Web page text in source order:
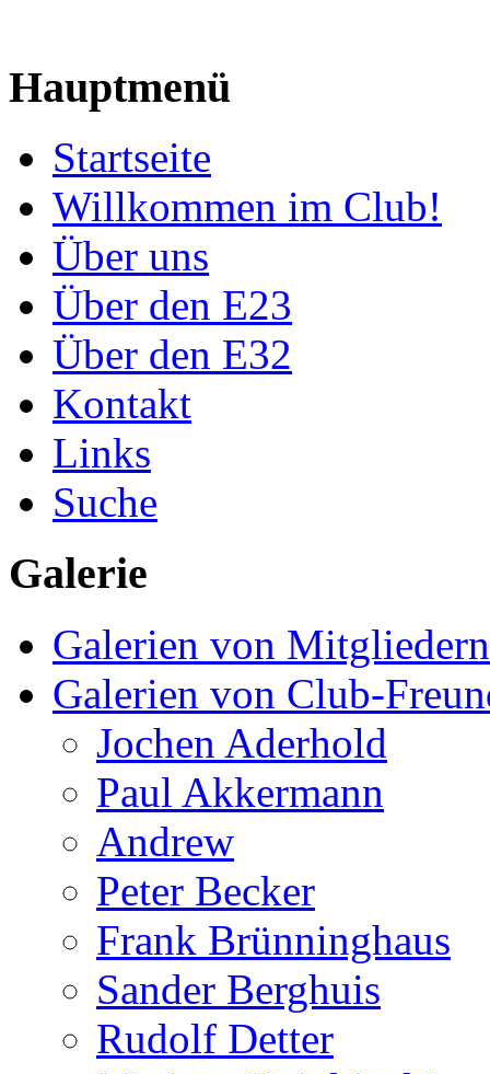
Hauptmenü
Startseite
Willkommen im Club!
Über uns
Über den E23
Über den E32
Kontakt
Links
Suche
Galerie
Galerien von Mitgliedern
Galerien von Club-
Jochen Aderhold
Paul Akkermann
Andrew
Peter Becker
Frank Brünninghaus
Sander Berghuis
Rudolf Detter